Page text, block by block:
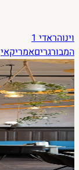
וינוהראדי1
המבורגריםאמריקאי